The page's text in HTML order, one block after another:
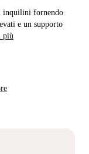
inquilini fornendo
e un supporto
più